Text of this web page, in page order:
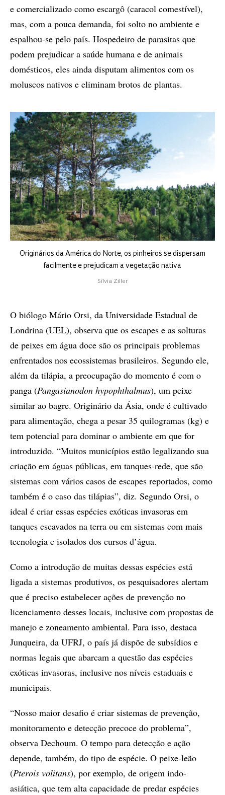
e comercializado como escargô (caracol comestível),
mas, com a pouca demanda, foi solto no ambiente e
espalhou-se pelo país. Hospedeiro de parasitas que
podem prejudicar a saúde humana e de animais
domésticos, eles ainda disputam alimentos com os
moluscos nativos e eliminam brotos de plantas.
Originários da América do Norte, os pinheiros se dispersam
facilmente e prejudicam a vegetação nativa
Sílvia Ziller
O biólogo Mário Orsi, da Universidade Estadual de
Londrina (UEL), observa que os escapes e as solturas
de peixes em água doce são os principais problemas
enfrentados nos ecossistemas brasileiros. Segundo ele,
além da tilápia, a preocupação do momento é com o
panga (Pangasianodon hypophthalmus), um peixe
similar ao bagre. Originário da Ásia, onde é cultivado
para alimentação, chega a pesar 35 quilogramas (kg) e
tem potencial para dominar o ambiente em que for
introduzido. “Muitos municípios estão legalizando sua
criação em águas públicas, em tanques-rede, que são
sistemas com vários casos de escapes reportados, como
também é o caso das tilápias”, diz. Segundo Orsi, o
ideal é criar essas espécies exóticas invasoras em
tanques escavados na terra ou em sistemas com mais
tecnologia e isolados dos cursos d’água.
Como a introdução de muitas dessas espécies está
ligada a sistemas produtivos, os pesquisadores alertam
que é preciso estabelecer ações de prevenção no
licenciamento desses locais, inclusive com propostas de
manejo e zoneamento ambiental. Para isso, destaca
Junqueira, da UFRJ, o país já dispõe de subsídios e
normas legais que abarcam a questão das espécies
exóticas invasoras, inclusive nos níveis estaduais e
municipais.
“Nosso maior desafio é criar sistemas de prevenção,
monitoramento e detecção precoce do problema”,
observa Dechoum. O tempo para detecção e ação
depende, também, do tipo de espécie. O peixe-leão
(Pterois volitans), por exemplo, de origem indo-
asiática, que tem alta capacidade de predar espécies